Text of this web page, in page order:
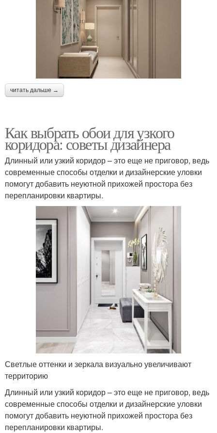
читать дальше →
Как выбрать обои для узкого
коридора: советы дизайнера
Длинный или узкий коридор – это еще не приговор, ведь
современные способы отделки и дизайнерские уловки
помогут добавить неуютной прихожей простора без
перепланировки квартиры.
Светлые оттенки и зеркала визуально увеличивают
территорию
Длинный или узкий коридор – это еще не приговор, ведь
современные способы отделки и дизайнерские уловки
помогут добавить неуютной прихожей простора без
перепланировки квартиры.